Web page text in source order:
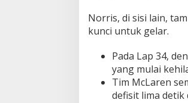
Norris, di sisi lain,
kunci untuk gelar.
Pada Lap 34,
yang mulai
Tim McLaren
defisit lima detik